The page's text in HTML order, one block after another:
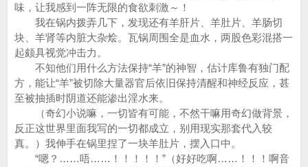
味，让我感到一阵无限的食欲刺激～！
我在锅内拨弄几下，发现还有羊肝片、羊肚片、羊肠切
块、羊肾等内脏大杂烩。瓦锅周围全是血水，两股色彩混搭一
起颇具视觉冲击力。
不知他们用什么方法保持“羊”的神智，估计库鲁有独门配
方，能让“羊”被切除大量器官后依旧保持清醒和神经反应，甚
至被抽插时阴道还能渗出淫水来。
（奇幻小说嘛，一切皆有可能，不然干嘛用奇幻做背景，
反正这世界里面我写的一切都成立，别用现实那套代入较
真。）我伸手在锅里捏了一块羊肚片，摆入口中。
“嗯？……唔……！！！！！”（好好吃啊……！！！啊音